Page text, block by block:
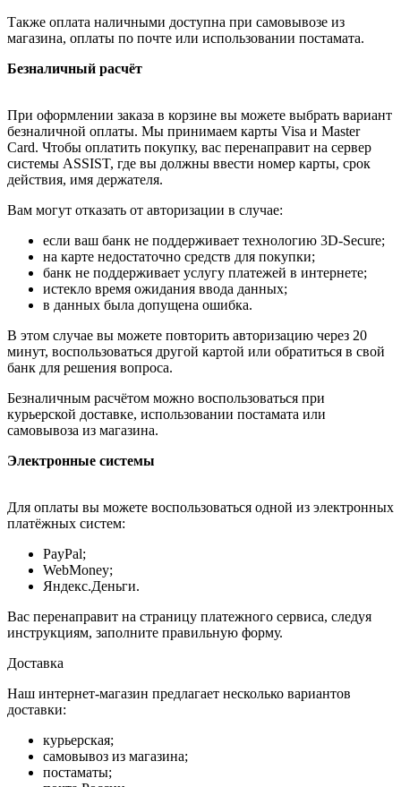
Также оплата наличными доступна при самовывозе из
магазина, оплаты по почте или использовании постамата.
Безналичный расчёт
При оформлении заказа в корзине вы можете выбрать вариант
безналичной оплаты. Мы принимаем карты Visa и Master
Card. Чтобы оплатить покупку, вас перенаправит на сервер
системы ASSIST, где вы должны ввести номер карты, срок
действия, имя держателя.
Вам могут отказать от авторизации в случае:
если ваш банк не поддерживает технологию 3D-Secure;
на карте недостаточно средств для покупки;
банк не поддерживает услугу платежей в интернете;
истекло время ожидания ввода данных;
в данных была допущена ошибка.
В этом случае вы можете повторить авторизацию через 20
минут, воспользоваться другой картой или обратиться в свой
банк для решения вопроса.
Безналичным расчётом можно воспользоваться при
курьерской доставке, использовании постамата или
самовывоза из магазина.
Электронные системы
Для оплаты вы можете воспользоваться одной из электронных
платёжных систем:
PayPal;
WebMoney;
Яндекс.Деньги.
Вас перенаправит на страницу платежного сервиса, следуя
инструкциям, заполните правильную форму.
Доставка
Наш интернет-магазин предлагает несколько вариантов
доставки:
курьерская;
самовывоз из магазина;
постаматы;